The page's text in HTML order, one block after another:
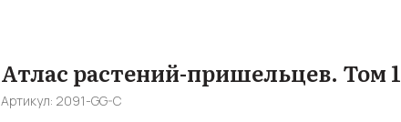
Атлас растений-пришельцев. Том 1
Артикул: 2091-GG-C